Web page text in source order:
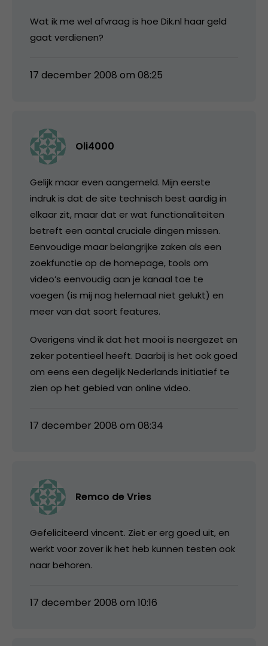
Wat ik me wel afvraag is hoe Dik.nl haar geld
gaat verdienen?
17 december 2008 om 08:25
Oli4000
Gelijk maar even aangemeld. Mijn eerste
indruk is dat de site technisch best aardig in
elkaar zit, maar dat er wat functionaliteiten
betreft een aantal cruciale dingen missen.
Eenvoudige maar belangrijke zaken als een
zoekfunctie op de homepage, tools om
video’s eenvoudig aan je kanaal toe te
voegen (is mij nog helemaal niet gelukt) en
meer van dat soort features.
Overigens vind ik dat het mooi is neergezet en
zeker potentieel heeft. Daarbij is het ook goed
om eens een degelijk Nederlands initiatief te
zien op het gebied van online video.
17 december 2008 om 08:34
Remco de Vries
Gefeliciteerd vincent. Ziet er erg goed uit, en
werkt voor zover ik het heb kunnen testen ook
naar behoren.
17 december 2008 om 10:16